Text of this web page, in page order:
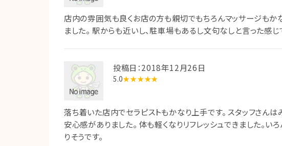
店内の雰囲気も良くお店の方も親切でもちろんマッサージもか
ました。 駅からも近いし、駐車場もあるし文句なしと言った感じ
投稿日：2018年12月26日
5.0★★★★★
落ち着いた店内でセラピストもかなり上手です。 スタッフさん
安心感がありました。 体も軽くなりリフレッシュできました。
りそうです。